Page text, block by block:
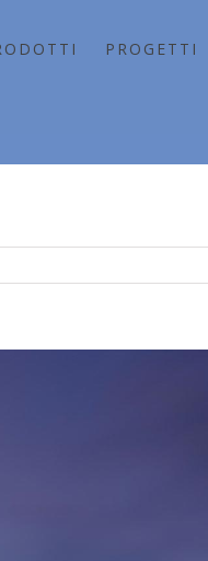
PROGETTI